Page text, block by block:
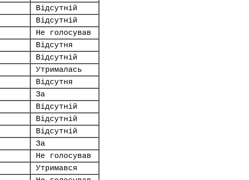
Відсутній
Відсутній
Не голосував
Відсутня
Відсутній
Утрималась
Відсутня
За
Відсутній
Відсутній
Відсутній
За
Не голосував
Утримався